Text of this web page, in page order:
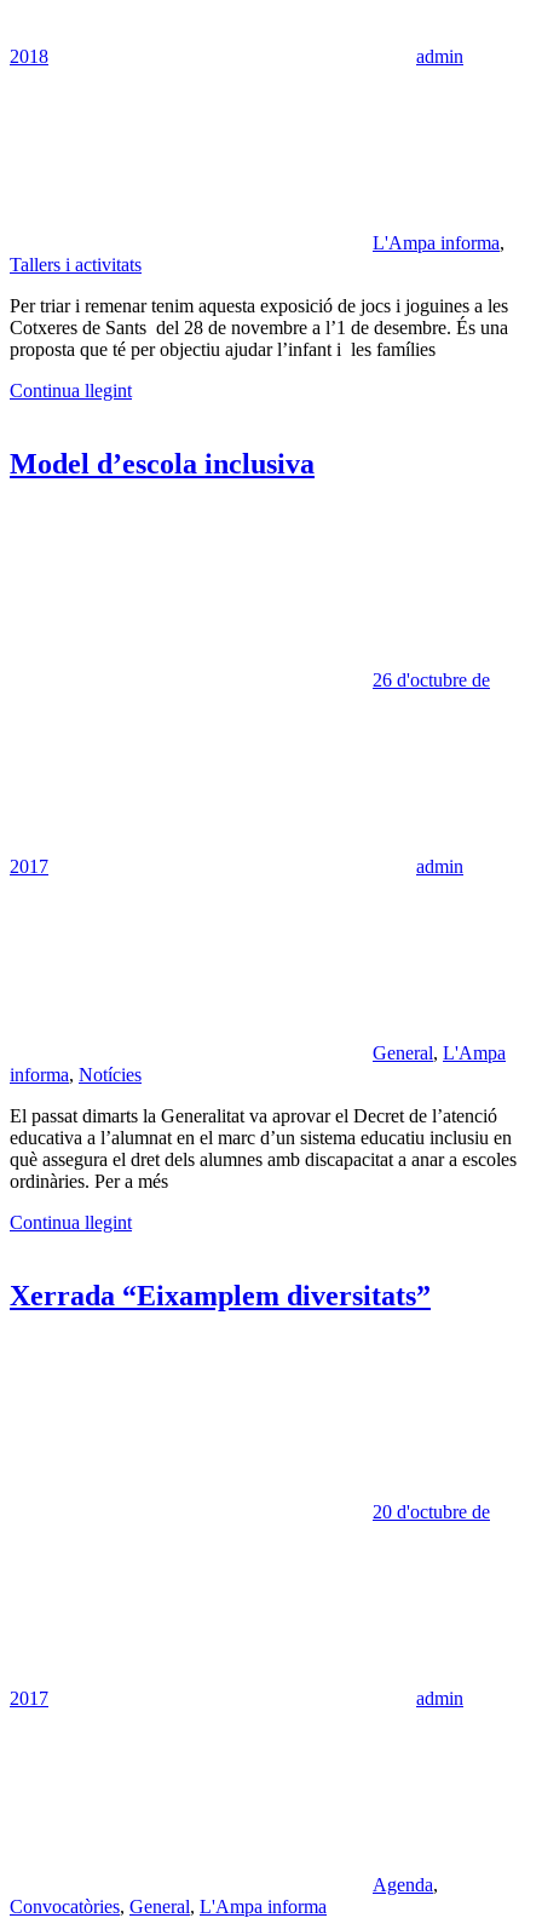
2018 admin
L'Ampa informa,
Tallers i activitats
Per triar i remenar tenim aquesta exposició de jocs i joguines a les
Cotxeres de Sants del 28 de novembre a l’1 de desembre. És una
proposta que té per objectiu ajudar l’infant i les famílies
Continua llegint
Model d’escola inclusiva
26 d'octubre de
2017 admin
General, L'Ampa
informa, Notícies
El passat dimarts la Generalitat va aprovar el Decret de l’atenció
educativa a l’alumnat en el marc d’un sistema educatiu inclusiu en
què assegura el dret dels alumnes amb discapacitat a anar a escoles
ordinàries. Per a més
Continua llegint
Xerrada “Eixamplem diversitats”
20 d'octubre de
2017 admin
Agenda,
Convocatòries, General, L'Ampa informa